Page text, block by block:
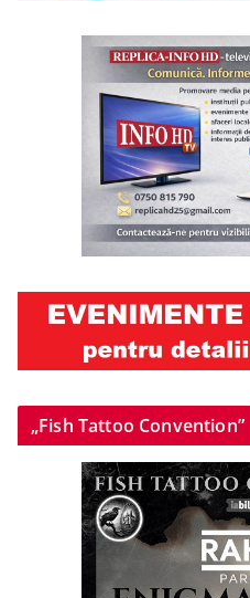
„Fish Tattoo Convention”